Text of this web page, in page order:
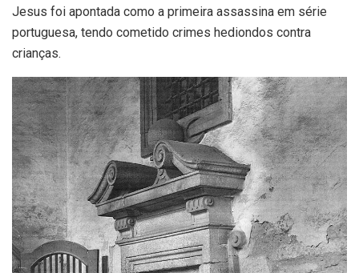
Jesus foi apontada como a primeira assassina em série
portuguesa, tendo cometido crimes hediondos contra
crianças.